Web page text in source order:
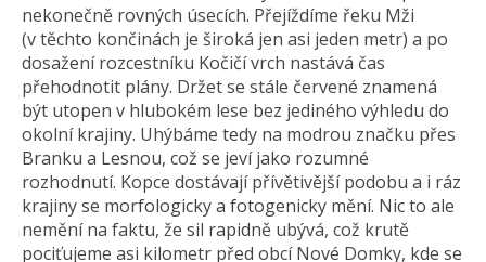
nekonečně rovných úsecích. Přejíždíme řeku Mži
(v těchto končinách je široká jen asi jeden metr) a po
dosažení rozcestníku Kočičí vrch nastává čas
přehodnotit plány. Držet se stále červené znamená
být utopen v hlubokém lese bez jediného výhledu do
okolní krajiny. Uhýbáme tedy na modrou značku přes
Branku a Lesnou, což se jeví jako rozumné
rozhodnutí. Kopce dostávají přívětivější podobu a i ráz
krajiny se morfologicky a fotogenicky mění. Nic to ale
nemění na faktu, že sil rapidně ubývá, což krutě
pociťujeme asi kilometr před obcí Nové Domky, kde se